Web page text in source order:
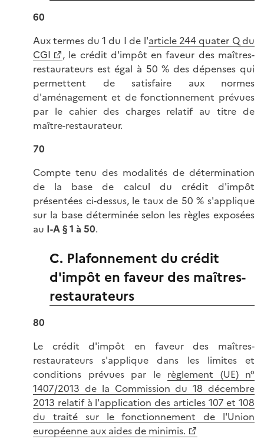
60
Aux termes du 1 du I de l'article 244 quater Q du
CGI
, le crédit d'impôt en faveur des maîtres-
restaurateurs est égal à 50 % des dépenses qui
permettent de satisfaire aux normes
d'aménagement et de fonctionnement prévues
par le cahier des charges relatif au titre de
maître-restaurateur.
70
Compte tenu des modalités de détermination
de la base de calcul du crédit d'impôt
présentées ci-dessus, le taux de 50 % s'applique
sur la base déterminée selon les règles exposées
au I-A § 1 à 50.
C. Plafonnement du crédit
d'impôt en faveur des maîtres-
restaurateurs
80
Le crédit d'impôt en faveur des maîtres-
restaurateurs s'applique dans les limites et
conditions prévues par le règlement (UE) n°
1407/2013 de la Commission du 18 décembre
2013 relatif à l'application des articles 107 et 108
du traité sur le fonctionnement de l'Union
européenne aux aides de minimis.